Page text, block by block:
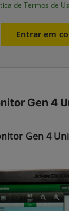
de Termos de
Entrar em
Gen 4
Gen 4